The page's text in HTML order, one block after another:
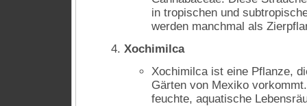
in tropischen und
werden manchmal als
Xochimilca
Xochimilca ist eine Pflanze,
Gärten von Mexiko
feuchte, aquatische